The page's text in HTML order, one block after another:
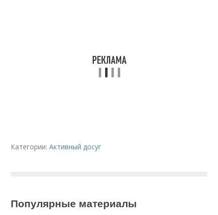
Категории:Активный досуг
Популярные материалы